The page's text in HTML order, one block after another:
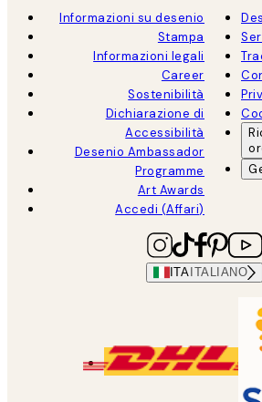
Informazioni su desenio
Stampa
Informazioni legali
Career
Sostenibilità
Dichiarazione di
Accessibilità
Desenio Ambassador
Programme
Art Awards
Accedi (Affari)
ITA ITALIANO